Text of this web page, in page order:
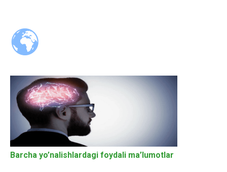
Barcha yo’nalishlardagi foydali ma’lumotlar